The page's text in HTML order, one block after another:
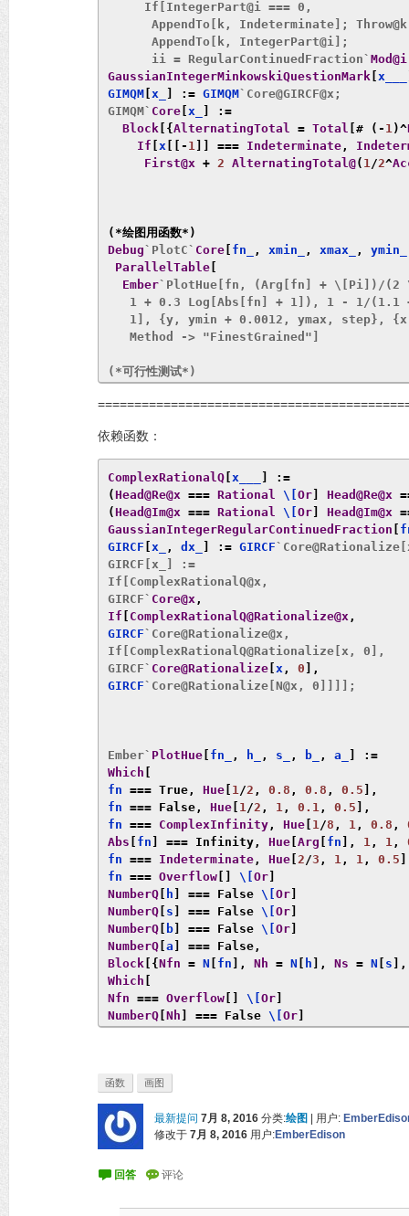
     If[IntegerPart@i === 0,
AppendTo[k, Indeterminate];
      AppendTo[k, IntegerPart@i];
      ii = RegularContinuedFraction`
Mod@i
GaussianIntegerMinkowskiQuestionMark x___
GIMQM x_ := GIMQM`Core@GIRCF@x;
GIMQM` Core x_
:=
Block [{ AlternatingTotal = Total [# (- 1)^
If x [[- 1 === Indeterminate ,
First@x + 2 AlternatingTotal@( 1/2^
(*绘图用函数*)
Debug`PlotC` Core fn_ , xmin_ , xmax_ , ymin_
ParallelTable
Ember`PlotHue[fn, (Arg[fn] + \[Pi])/
1 + 0.3 Log[Abs[fn] + 1]), 1 - 1/
1], {y, ymin + 0.0012, ymax, step},
   Method -> "FinestGrained"]
(*可行性测试*)
GIMQM[2333.055+666.1005I]
Out[116]= 0
Out[117]= (2333+666 I)+2 (-2^(-13+6
Out[118]= Indeterminate
(*本函数只有两种可能结果，一是正常出值，二是
(*绘图测试*)
Debug`PlotC`Core[GIMQM[x + I y], -5, 5,
Plot[{GIMQM[x],
Plot3D[Abs[GIMQM[x]], {x, -5, 5}, {y, -
(*不出图+鬼畜函数图像*)
依赖函数：
ComplexRationalQ x___
:=
(Head@Re@x === Rational \[ Or Head@Re@x
(Head@Im@x === Rational \[ Or Head@Im@x
GaussianIntegerRegularContinuedFraction
GIRCF x_ , dx_ := GIRCF
GIRCF[x_] :=
If[ComplexRationalQ@x,
GIRCF` Core@x ,
If
ComplexRationalQ@Rationalize@x ,
GIRCF`Core@Rationalize@x,
If[ComplexRationalQ@Rationalize[x, 0],
GIRCF` Core@Rationalize x , 0 ],
GIRCF`Core@Rationalize[N@x, 0]]]];
Ember` PlotHue fn_ , h_ , s_ , b_ , a_
:=
Which
fn === True , Hue 1/2 , 0.8 , 0.8 , 0.5 ],
fn === False , Hue 1/2 , 1 , 0.1 , 0.5 ],
fn === ComplexInfinity , Hue 1/8 , 1 , 0.8 ,
Abs
fn === Infinity , Hue Arg fn ], 1 , 1 ,
fn === Indeterminate , Hue 2/3 , 1 , 1 , 0.5
fn === Overflow \[ Or
NumberQ
h === False \[ Or
NumberQ s === False \[ Or
NumberQ
b === False \[ Or
NumberQ a === False ,
Block [{ Nfn = N fn ], Nh = N h ], Ns = N s ],
Which
Nfn === Overflow \[ Or
NumberQ Nh === False \[ Or
Nfn
===
NumberQ
True
Hue[Nh, Ns, Nb, Na]]],
True
Hue[h , s , b, a]]
(*用于捕获异常值*)
函数 画图
最新提问 7月 8, 2016 分类:绘图 用户:
修改于 7月 8, 2016 用户:EmberEdison